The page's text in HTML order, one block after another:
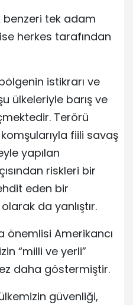
benzeri tek adam
herkes tarafından
istikrarı ve
ülkeleriyle barış ve
Terörü
fiili savaş
yapılan
riskleri bir
eden bir
da yanlıştır.
önemlisi Amerikancı
“milli ve yerli”
daha göstermiştir.
güvenliği,